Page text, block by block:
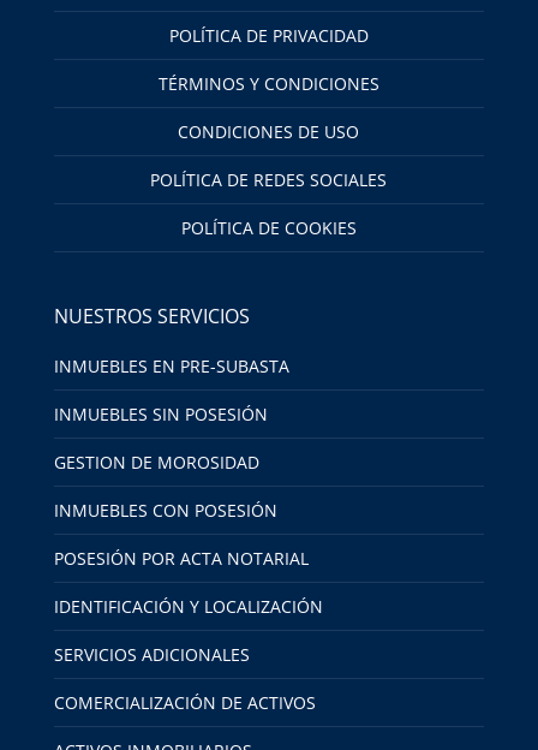
POLÍTICA DE PRIVACIDAD
TÉRMINOS Y CONDICIONES
CONDICIONES DE USO
POLÍTICA DE REDES SOCIALES
POLÍTICA DE COOKIES
NUESTROS SERVICIOS
INMUEBLES EN PRE-SUBASTA
INMUEBLES SIN POSESIÓN
GESTION DE MOROSIDAD
INMUEBLES CON POSESIÓN
POSESIÓN POR ACTA NOTARIAL
IDENTIFICACIÓN Y LOCALIZACIÓN
SERVICIOS ADICIONALES
COMERCIALIZACIÓN DE ACTIVOS